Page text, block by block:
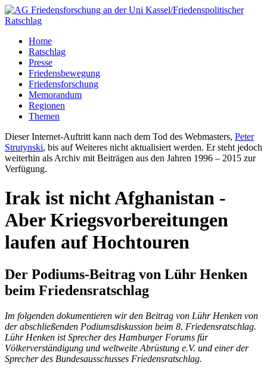
Home
Ratschlag
Presse
Friedensbewegung
Friedensforschung
Memorandum
Regionen
Themen
Dieser Internet-Auftritt kann nach dem Tod des Webmasters, Peter
Strutynski, bis auf Weiteres nicht aktualisiert werden. Er steht jedoch
weiterhin als Archiv mit Beiträgen aus den Jahren 1996 – 2015 zur
Verfügung.
Irak ist nicht Afghanistan -
Aber Kriegsvorbereitungen
laufen auf Hochtouren
Der Podiums-Beitrag von Lühr Henken
beim Friedensratschlag
Im folgenden dokumentieren wir den Beitrag von Lühr Henken von
der abschließenden Podiumsdiskussion beim 8. Friedensratschlag.
Lühr Henken ist Sprecher des Hamburger Forums für
Völkerverständigung und weltweite Abrüstung e.V. und einer der
Sprecher des Bundesausschusses Friedensratschlag.